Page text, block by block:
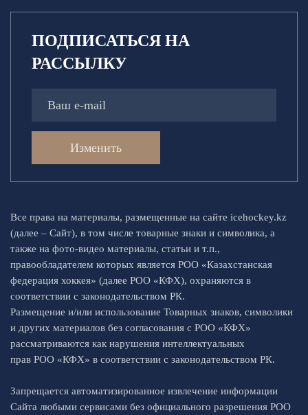
ПОДПИСАТЬСЯ НА
РАССЫЛКУ
Изменить
Все права на материалы, размещенные на сайте icehockey.kz
(далее – Сайт), в том числе товарные знаки и символика, а
также на фото-видео материалы, статьи и т.п.,
правообладателем которых является РОО «Казахстанская
федерация хоккея» (далее РОО «КФХ), охраняются в
соответствии с законодательством РК.
Размещение и/или использование Товарных знаков, символики
и других материалов без согласования с РОО «КФХ»
рассматриваются как нарушения интеллектуальных
прав РОО «КФХ» в соответствии с законодательством РК.
Запрещается автоматизированное извлечение информации
Сайта любыми сервисами без официального разрешения РОО